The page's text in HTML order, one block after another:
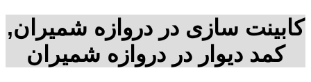
کابینت سازی در دروازه شمیران,
کمد دیوار در دروازه شمیران